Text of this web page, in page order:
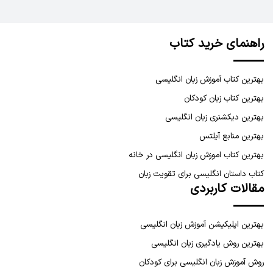
راهنمای خرید کتاب
بهترین کتاب آموزش زبان انگلیسی
بهترین کتاب زبان کودکان
بهترین دیکشنری زبان انگلیسی
بهترین منابع آیلتس
بهترین کتاب اموزش زبان انگلیسی در خانه
کتاب داستان انگلیسی برای تقویت زبان
مقالات کاربردی
بهترین اپلیکیشن آموزش زبان انگلیسی
بهترین روش یادگیری زبان انگلیسی
روش آموزش زبان انگلیسی برای کودکان